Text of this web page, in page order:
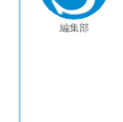
編集部